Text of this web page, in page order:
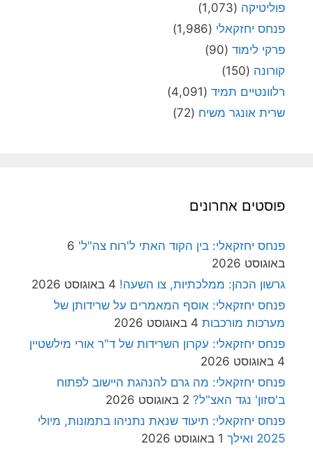
פוליטיקה (1,073)
פנחס יחזקאלי (1,986)
פרקי לימוד (90)
קורונה (150)
רלוונטיים תמיד (4,091)
שרית אונגר משיח (72)
פוסטים אחרונים
פנחס יחזקאלי: בין הקוד האתי ל'רוח צה"ל' 6
באוגוסט 2026
גרשון הכהן: ממלכתיות, צו השעה! 4 באוגוסט 2026
פנחס יחזקאלי: אוסף המאמרים על שרידותן של
מערכות מורכבות 4 באוגוסט 2026
פנחס יחזקאלי: עקרון השרידות של ד"ר אורי מילשטיין
4 באוגוסט 2026
פנחס יחזקאלי: מה גרם להנהגת היישוב לפתוח
ב'סזון' נגד האצ"ל? 2 באוגוסט 2026
פנחס יחזקאלי: תיעוד שנאת נתניהו בתמונות, מיולי
2025 ואילך
1 באוגוסט 2026